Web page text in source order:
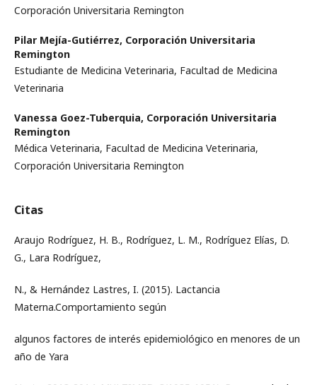
Corporación Universitaria Remington
Pilar Mejía-Gutiérrez, Corporación Universitaria
Remington
Estudiante de Medicina Veterinaria, Facultad de Medicina
Veterinaria
Vanessa Goez-Tuberquia, Corporación Universitaria
Remington
Médica Veterinaria, Facultad de Medicina Veterinaria,
Corporación Universitaria Remington
Citas
Araujo Rodríguez, H. B., Rodríguez, L. M., Rodríguez Elías, D.
G., Lara Rodríguez,
N., & Hernández Lastres, I. (2015). Lactancia
Materna.Comportamiento según
algunos factores de interés epidemiológico en menores de un
año de Yara